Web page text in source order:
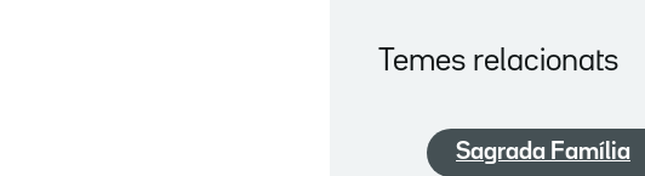
Temes relacionats
Sagrada Família